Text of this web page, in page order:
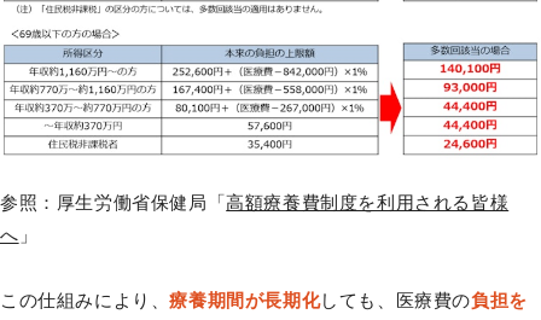
参照：厚生労働省保健局「高額療養費制度を利用される皆様
へ 」
この仕組みにより、療養期間が長期化しても、医療費の負担を